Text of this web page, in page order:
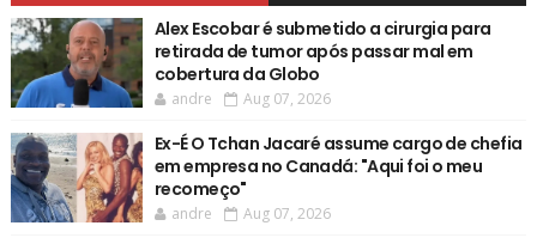
Alex Escobar é submetido a cirurgia para
retirada de tumor após passar mal em
cobertura da Globo
andre Aug 07, 2026
Ex-É O Tchan Jacaré assume cargo de chefia
em empresa no Canadá: "Aqui foi o meu
recomeço"
andre Aug 07, 2026